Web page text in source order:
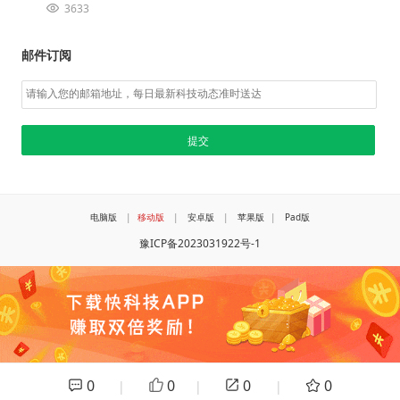
3633
邮件订阅
0 | 0 | 0 | 0
电脑版 | 移动版 | 安卓版 | 苹果版 | Pad版
豫ICP备2023031922号-1